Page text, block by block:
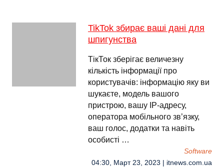
TikTok збирає ваші дані для
шпигунства
ТікТок зберігає величезну
кількість інформації про
користувачів: інформацію яку ви
шукаєте, модель вашого
пристрою, вашу ІР-адресу,
оператора мобільного зв’язку,
ваш голос, додатки та навіть
особисті …
Software
04:30, Март 23, 2023 | itnews.com.ua